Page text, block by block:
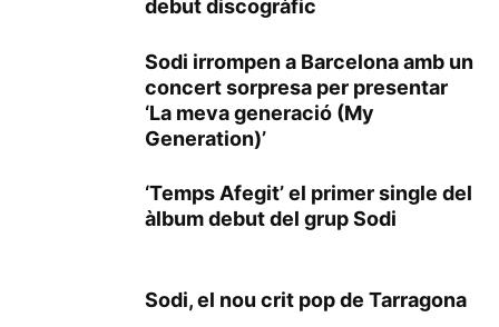
debut discogràfic
Sodi irrompen a Barcelona amb un
concert sorpresa per presentar
‘La meva generació (My
Generation)’
‘Temps Afegit’ el primer single del
àlbum debut del grup Sodi
Sodi, el nou crit pop de Tarragona